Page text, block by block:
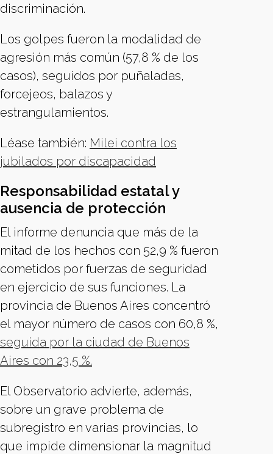
discriminación.
Los golpes fueron la modalidad de
agresión más común (57,8 % de los
casos), seguidos por puñaladas,
forcejeos, balazos y
estrangulamientos.
Léase también: Milei contra los
jubilados por discapacidad
Responsabilidad estatal y
ausencia de protección
El informe denuncia que más de la
mitad de los hechos con 52,9 % fueron
cometidos por fuerzas de seguridad
en ejercicio de sus funciones. La
provincia de Buenos Aires concentró
el mayor número de casos con 60,8 %,
seguida por la ciudad de Buenos
Aires con 23,5 %.
El Observatorio advierte, además,
sobre un grave problema de
subregistro en varias provincias, lo
que impide dimensionar la magnitud